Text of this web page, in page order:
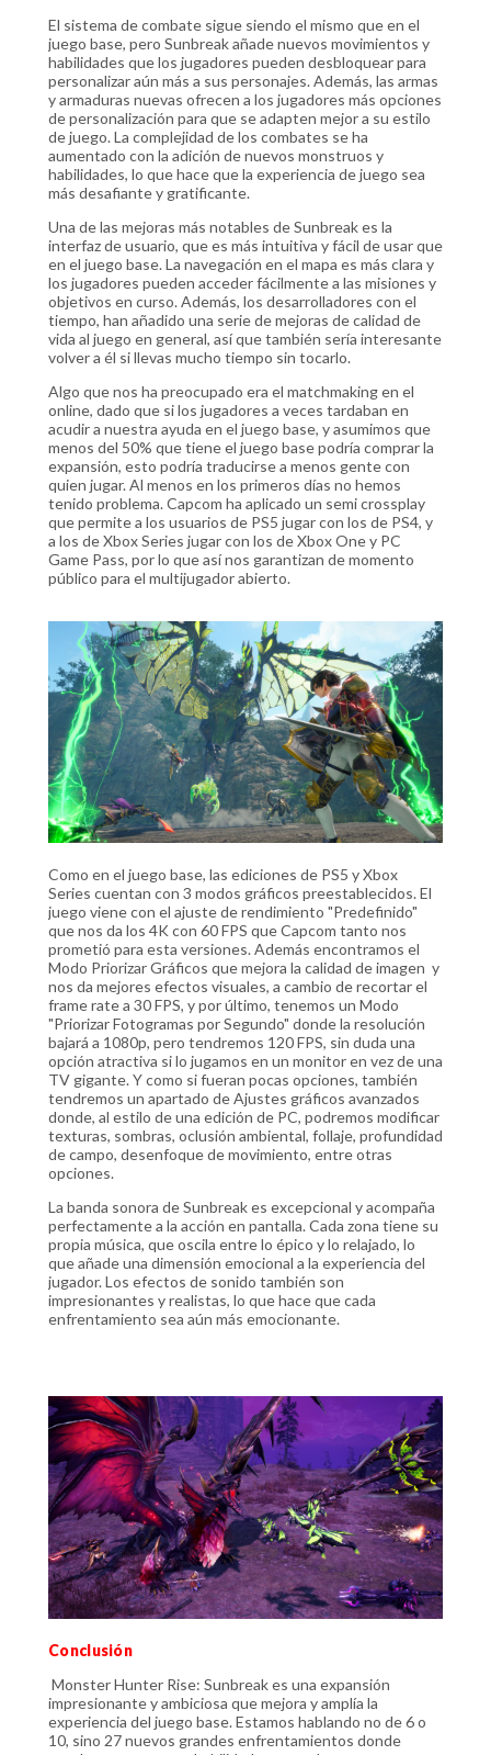
El sistema de combate sigue siendo el mismo que en el
juego base, pero Sunbreak añade nuevos movimientos y
habilidades que los jugadores pueden desbloquear para
personalizar aún más a sus personajes. Además, las armas
y armaduras nuevas ofrecen a los jugadores más opciones
de personalización para que se adapten mejor a su estilo
de juego. La complejidad de los combates se ha
aumentado con la adición de nuevos monstruos y
habilidades, lo que hace que la experiencia de juego sea
más desafiante y gratificante.
Una de las mejoras más notables de Sunbreak es la
interfaz de usuario, que es más intuitiva y fácil de usar que
en el juego base. La navegación en el mapa es más clara y
los jugadores pueden acceder fácilmente a las misiones y
objetivos en curso. Además, los desarrolladores con el
tiempo, han añadido una serie de mejoras de calidad de
vida al juego en general, así que también sería interesante
volver a él si llevas mucho tiempo sin tocarlo.
Algo que nos ha preocupado era el matchmaking en el
online, dado que si los jugadores a veces tardaban en
acudir a nuestra ayuda en el juego base, y asumimos que
menos del 50% que tiene el juego base podría comprar la
expansión, esto podría traducirse a menos gente con
quien jugar. Al menos en los primeros días no hemos
tenido problema. Capcom ha aplicado un semi crossplay
que permite a los usuarios de PS5 jugar con los de PS4, y
a los de Xbox Series jugar con los de Xbox One y PC
Game Pass, por lo que así nos garantizan de momento
público para el multijugador abierto.
Como en el juego base, las ediciones de PS5 y Xbox
Series cuentan con 3 modos gráficos preestablecidos. El
juego viene con el ajuste de rendimiento "Predefinido"
que nos da los 4K con 60 FPS que Capcom tanto nos
prometió para esta versiones. Además encontramos el
Modo Priorizar Gráficos que mejora la calidad de imagen y
nos da mejores efectos visuales, a cambio de recortar el
frame rate a 30 FPS, y por último, tenemos un Modo
"Priorizar Fotogramas por Segundo" donde la resolución
bajará a 1080p, pero tendremos 120 FPS, sin duda una
opción atractiva si lo jugamos en un monitor en vez de una
TV gigante. Y como si fueran pocas opciones, también
tendremos un apartado de Ajustes gráficos avanzados
donde, al estilo de una edición de PC, podremos modificar
texturas, sombras, oclusión ambiental, follaje, profundidad
de campo, desenfoque de movimiento, entre otras
opciones.
La banda sonora de Sunbreak es excepcional y acompaña
perfectamente a la acción en pantalla. Cada zona tiene su
propia música, que oscila entre lo épico y lo relajado, lo
que añade una dimensión emocional a la experiencia del
jugador. Los efectos de sonido también son
impresionantes y realistas, lo que hace que cada
enfrentamiento sea aún más emocionante.
Conclusión
Monster Hunter Rise: Sunbreak es una expansión
impresionante y ambiciosa que mejora y amplía la
experiencia del juego base. Estamos hablando no de 6 o
10, sino 27 nuevos grandes enfrentamientos donde